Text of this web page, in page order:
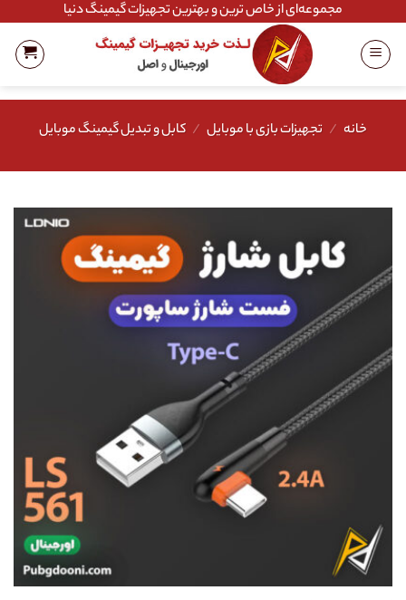
content
مجموعه‌ای از خاص ترین و بهترین تجهیزات گیمینگ دنیا
خانه / تجهیزات بازی با موبایل / کابل و تبدیل گیمینگ موبایل